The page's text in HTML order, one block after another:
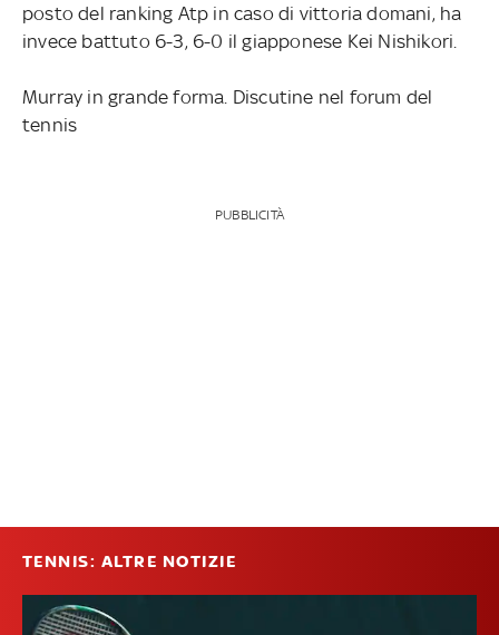
posto del ranking Atp in caso di vittoria domani, ha
invece battuto 6-3, 6-0 il giapponese Kei Nishikori.
Murray in grande forma. Discutine nel forum del
tennis
PUBBLICITÀ
TENNIS: ALTRE NOTIZIE